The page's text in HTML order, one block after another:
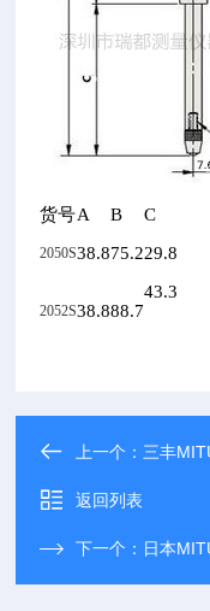
货号A B C
2050S38.875.229.8
2052S38.888.7
43.3
上一个： 三丰
返回列表
下一个： 日本